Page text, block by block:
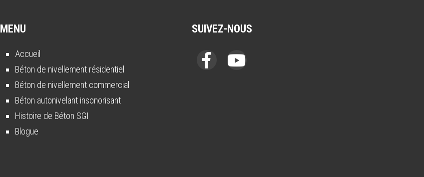
MENU
Accueil
Béton de nivellement résidentiel
Béton de nivellement commercial
Béton autonivelant insonorisant
Histoire de Béton SGI
Blogue
SUIVEZ-NOUS